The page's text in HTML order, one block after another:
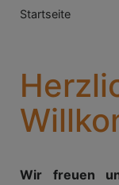
Startseite
Wir freuen